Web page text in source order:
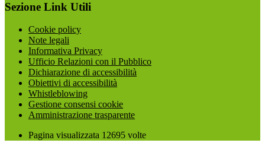
Sezione Link Utili
Cookie policy
Note legali
Informativa Privacy
Ufficio Relazioni con il Pubblico
Dichiarazione di accessibilità
Obiettivi di accessibilità
Whistleblowing
Gestione consensi cookie
Amministrazione trasparente
Pagina visualizzata 12695 volte